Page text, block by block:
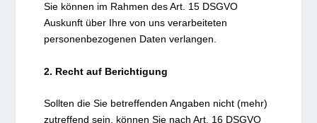
Sie können im Rahmen des Art. 15 DSGVO
Auskunft über Ihre von uns verarbeiteten
personenbezogenen Daten verlangen.
2. Recht auf Berichtigung
Sollten die Sie betreffenden Angaben nicht (mehr)
zutreffend sein, können Sie nach Art. 16 DSGVO